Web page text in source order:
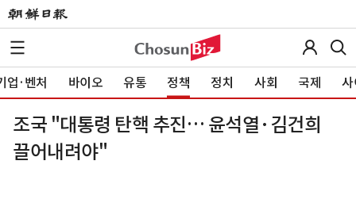
업·벤처 바이오 유통 정책 정치 사회 국제 사
조국 "대통령 탄핵 추진… 윤석열·김건희
끌어내려야"